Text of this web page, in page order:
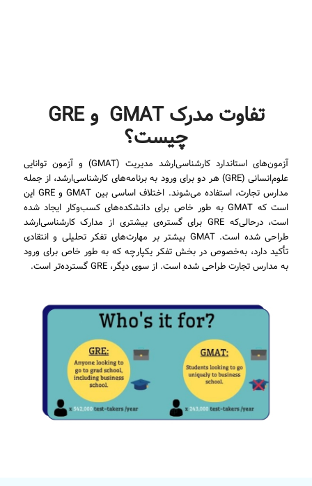
تفاوت مدرک GMAT و GRE
چیست؟
آزمون‌های استاندارد کارشناسی‌ارشد مدیریت (GMAT) و آزمون توانایی
علوم‌انسانی (GRE) هر دو برای ورود به برنامه‌های کارشناسی‌ارشد، از جمله
مدارس تجارت، استفاده می‌شوند. اختلاف اساسی بین GMAT و GRE این
است که GMAT به طور خاص برای دانشکده‌های کسب‌وکار ایجاد شده
است، درحالی‌که GRE برای گستره‌ی بیشتری از مدارک کارشناسی‌ارشد
طراحی شده است. GMAT بیشتر بر مهارت‌های تفکر تحلیلی و انتقادی
تأکید دارد، به‌خصوص در بخش تفکر یکپارچه که به طور خاص برای ورود
به مدارس تجارت طراحی شده است. از سوی دیگر، GRE گسترده‌تر است.